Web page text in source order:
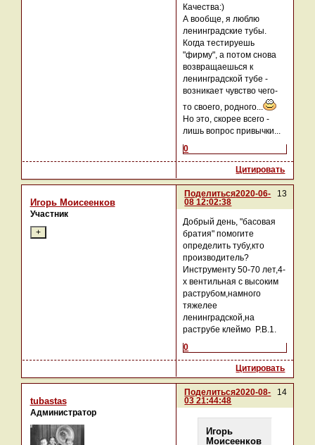
Качества:)
А вообще, я люблю
ленинградские тубы.
Когда тестируешь
"фирму", а потом снова
возвращаешься к
ленинградской тубе -
возникает чувство чего-
то своего, родного...
Но это, скорее всего -
лишь вопрос привычки...
0
Цитировать
Поделиться 13
2020-06-
08 12:02:38
Игорь Моисеенков
Участник
Добрый день, "басовая
братия" помогите
определить тубу,кто
производитель?
Инструменту 50-70 лет,4-
х вентильная с высоким
раструбом,намного
тяжелее
ленинградской,на
раструбе клеймо Р.В.1.
0
Цитировать
Поделиться 14
2020-08-
03 21:44:48
tubastas
Администратор
Игорь
Моисеенков